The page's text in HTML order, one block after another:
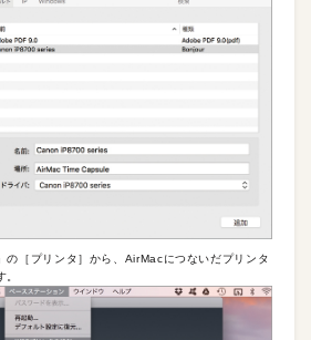
の［プリンタ］から、AirMacにつないだプリンタ